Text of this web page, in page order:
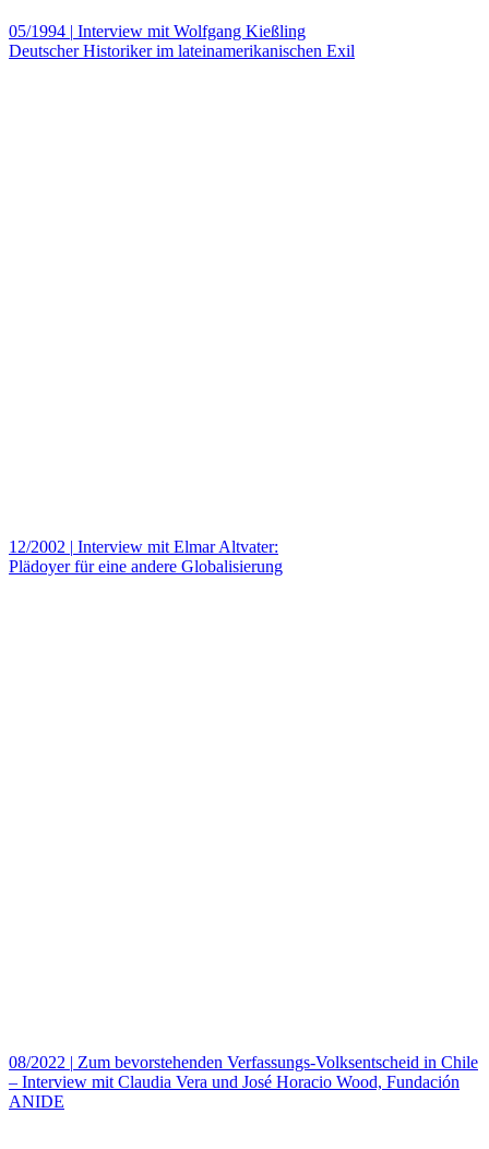
05/1994 | Interview mit Wolfgang Kießling
Deutscher Historiker im lateinamerikanischen Exil
12/2002 | Interview mit Elmar Altvater:
Plädoyer für eine andere Globalisierung
08/2022 | Zum bevorstehenden Verfassungs-Volksentscheid in Chile
– Interview mit Claudia Vera und José Horacio Wood, Fundación
ANIDE